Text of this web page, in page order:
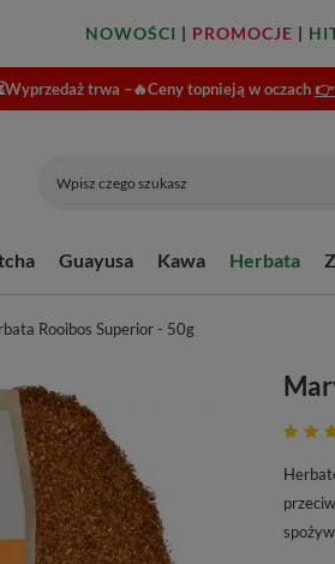
NOWOŚCI | PROMOCJE |
trwa –🔥Ceny topnieją w oczach 👉
Guayusa Kawa Herbata
Rooibos Superior - 50g